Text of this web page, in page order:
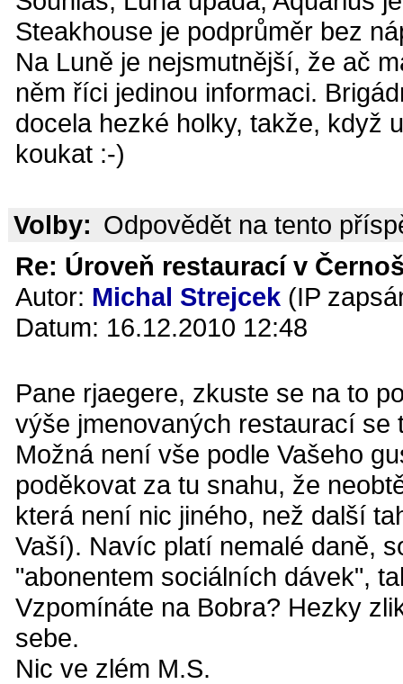
Steakhouse je podprůměr bez
Na Luně je nejsmutnější, že ač
něm říci jedinou informaci.
docela hezké holky, takže, když
koukat :-)
Volby: Odpovědět na tento
Re: Úroveň restaurací v
Autor: Michal Strejcek (IP
Datum: 16.12.2010 12:48
Pane rjaegere, zkuste se na to
výše jmenovaných restaurací
Možná není vše podle Vašeho
poděkovat za tu snahu, že
která není nic jiného, než další
Vaší). Navíc platí nemalé daně,
"abonentem sociálních dávek",
Vzpomínáte na Bobra? Hezky
sebe.
Nic ve zlém M.S.